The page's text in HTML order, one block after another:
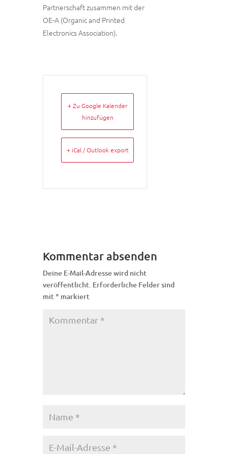
Partnerschaft zusammen mit der
OE-A (Organic and Printed
Electronics Association).
+ Zu Google Kalender
hinzufügen
+ iCal / Outlook export
Kommentar absenden
Deine E-Mail-Adresse wird nicht
veröffentlicht. Erforderliche Felder sind
mit* markiert